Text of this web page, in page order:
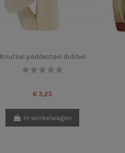
Knutsel paddestoel dubbel
€ 3,25
In winkelwagen